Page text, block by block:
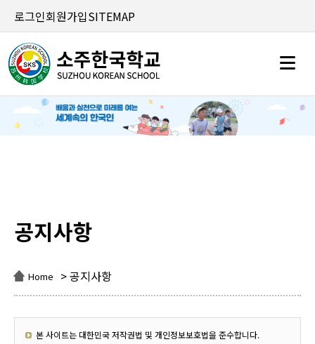
로그인회원가입SITEMAP
공지사항
Home > 공지사항
본 사이트는 대한민국 저작권법 및 개인정보보호법을 준수합니다.